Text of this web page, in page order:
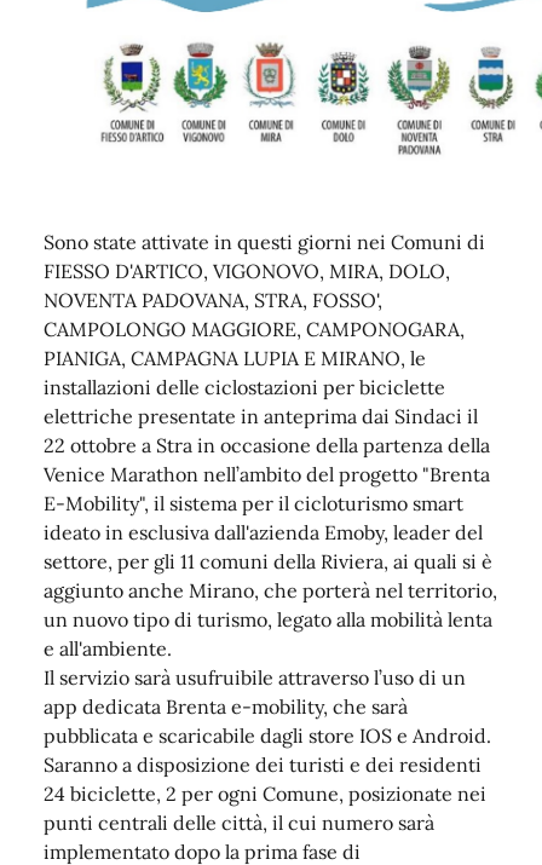
Sono state attivate in questi giorni nei Comuni di
FIESSO D'ARTICO, VIGONOVO, MIRA, DOLO,
NOVENTA PADOVANA, STRA, FOSSO',
CAMPOLONGO MAGGIORE, CAMPONOGARA,
PIANIGA, CAMPAGNA LUPIA E MIRANO, le
installazioni delle ciclostazioni per biciclette
elettriche presentate in anteprima dai Sindaci il
22 ottobre a Stra in occasione della partenza della
Venice Marathon nell’ambito del progetto "Brenta
E-Mobility", il sistema per il cicloturismo smart
ideato in esclusiva dall'azienda Emoby, leader del
settore, per gli 11 comuni della Riviera, ai quali si è
aggiunto anche Mirano, che porterà nel territorio,
un nuovo tipo di turismo, legato alla mobilità lenta
e all'ambiente.
Il servizio sarà usufruibile attraverso l’uso di un
app dedicata Brenta e-mobility, che sarà
pubblicata e scaricabile dagli store IOS e Android.
Saranno a disposizione dei turisti e dei residenti
24 biciclette, 2 per ogni Comune, posizionate nei
punti centrali delle città, il cui numero sarà
implementato dopo la prima fase di